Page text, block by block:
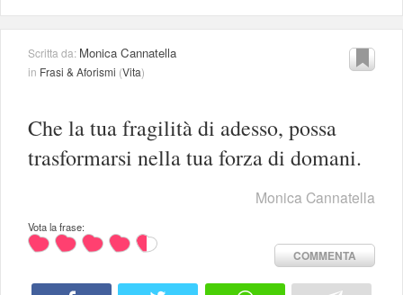
Scritta da: Monica Cannatella
in Frasi & Aforismi (Vita)
Che la tua fragilità di adesso, possa
trasformarsi nella tua forza di domani.
Monica Cannatella
Vota la frase:
COMMENTA